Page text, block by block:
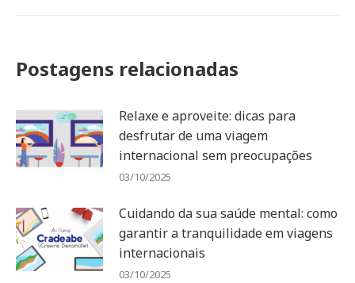
Postagens relacionadas
Relaxe e aproveite: dicas para
desfrutar de uma viagem
internacional sem preocupações
03/10/2025
Cuidando da sua saúde mental: como
garantir a tranquilidade em viagens
internacionais
03/10/2025